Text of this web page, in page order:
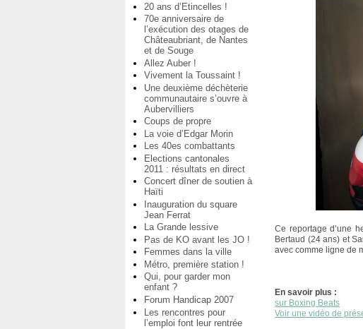
20 ans d’Etincelles !
70e anniversaire de
l’exécution des otages de
Châteaubriant, de Nantes
et de Souge
Allez Auber !
Vivement la Toussaint !
Une deuxième déchèterie
communautaire s’ouvre à
Aubervilliers
Coups de propre
La voie d’Edgar Morin
Les 40es combattants
Elections cantonales
2011 : résultats en direct
Concert dîner de soutien à
Haïti
Inauguration du square
Jean Ferrat
La Grande lessive
Pas de KO avant les JO !
Femmes dans la ville
Métro, première station !
Qui, pour garder mon
enfant ?
Forum Handicap 2007
Les rencontres pour
l’emploi font leur rentrée
Ce reportage d’une
Bertaud (24 ans) et
avec comme ligne de
En savoir plus :
sur Boxing Beats
Voir une vidéo de